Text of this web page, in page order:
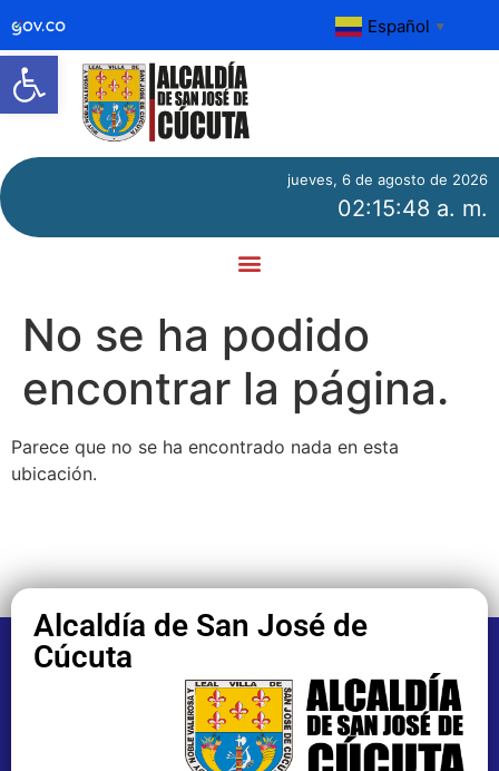
Abrir barra de herramientas
Español ▼
jueves, 6 de agosto de 2026
02:15:48 a. m.
No se ha podido
encontrar la página.
Parece que no se ha encontrado nada en esta
ubicación.
Alcaldía de San José de
Cúcuta